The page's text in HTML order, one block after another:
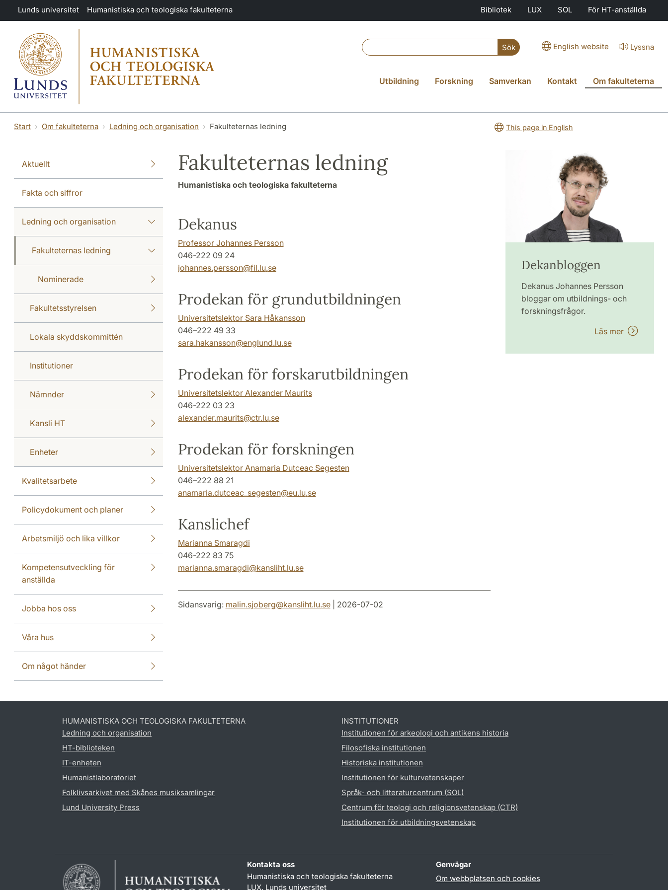
Hoppa till huvudinnehåll
Lunds universitet Humanistiska och teologiska fakulteterna Bibliotek LUX SOL För HT-anställda
Sök English website Lyssna
Utbildning Forskning Samverkan Kontakt Om fakulteterna
Start Om fakulteterna Ledning och organisation Fakulteternas ledning This page in English
Aktuellt
Fakta och siffror
Ledning och organisation
Fakulteternas ledning
Nominerade
Fakultetsstyrelsen
Lokala skyddskommittén
Institutioner
Nämnder
Kansli HT
Enheter
Kvalitetsarbete
Policydokument och planer
Arbetsmiljö och lika villkor
Kompetensutveckling för
anställda
Jobba hos oss
Våra hus
Om något händer
Fakulteternas ledning
Humanistiska och teologiska fakulteterna
Dekanus
Professor Johannes Persson
046-222 09 24
johannes.persson@fil.lu.se
Prodekan för grundutbildningen
Universitetslektor Sara Håkansson
046–222 49 33
sara.hakansson@englund.lu.se
Prodekan för forskarutbildningen
Universitetslektor Alexander Maurits
046-222 03 23
alexander.maurits@ctr.lu.se
Prodekan för forskningen
Universitetslektor Anamaria Dutceac Segesten
046–222 88 21
anamaria.dutceac_segesten@eu.lu.se
Kanslichef
Marianna Smaragdi
046-222 83 75
marianna.smaragdi@kansliht.lu.se
Dekanbloggen
Dekanus Johannes Persson
bloggar om utbildnings- och
forskningsfrågor.
Läs mer
Sidansvarig: malin.sjoberg@kansliht.lu.se| 2026-07-02
HUMANISTISKA OCH TEOLOGISKA FAKULTETERNA
Ledning och organisation
HT-biblioteken
IT-enheten
Humanistlaboratoriet
Folklivsarkivet med Skånes musiksamlingar
Lund University Press
INSTITUTIONER
Institutionen för arkeologi och antikens historia
Filosofiska institutionen
Historiska institutionen
Institutionen för kulturvetenskaper
Språk- och litteraturcentrum (SOL)
Centrum för teologi och religionsvetenskap (CTR)
Institutionen för utbildningsvetenskap
Kontakta oss
Humanistiska och teologiska fakulteterna
LUX, Lunds universitet
Genvägar
Om webbplatsen och cookies